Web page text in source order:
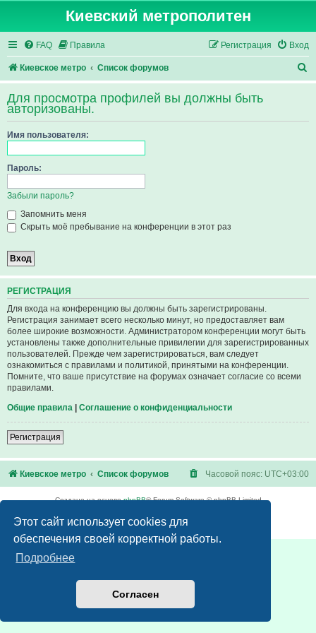
Этот сайт использует cookies для
обеспечения своей корректной работы.
Подробнее
Согласен
Киевский метрополитен
FAQ Правила Вход
Регистрация
Киевское метро Список форумов
о
с
Для просмотра профилей вы должны быть
авторизованы.
Имя пользователя:
Пароль:
Забыли пароль?
Запомнить меня
Скрыть моё пребывание на конференции в этот раз
РЕГИСТРАЦИЯ
Для входа на конференцию вы должны быть зарегистрированы.
Регистрация занимает всего несколько минут, но предоставляет вам
более широкие возможности. Администратором конференции могут быть
установлены также дополнительные привилегии для зарегистрированных
пользователей. Прежде чем зарегистрироваться, вам следует
ознакомиться с правилами и политикой, принятыми на конференции.
Помните, что ваше присутствие на форумах означает согласие со всеми
правилами.
Общие правила Соглашение о конфиденциальности
Регистрация
Киевское метро Список форумов Часовой пояс: UTC+03:00
Создано на основеphpBB® Forum Software © phpBB Limited
Конфиденциальность|Правила